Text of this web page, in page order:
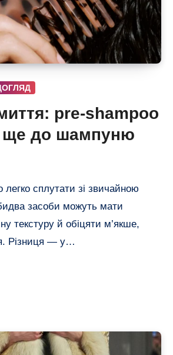
pre-shampoo
ще до шампуню
легко сплутати зі звичайною
засоби можуть мати
текстуру й обіцяти м’якше,
Різниця — у…